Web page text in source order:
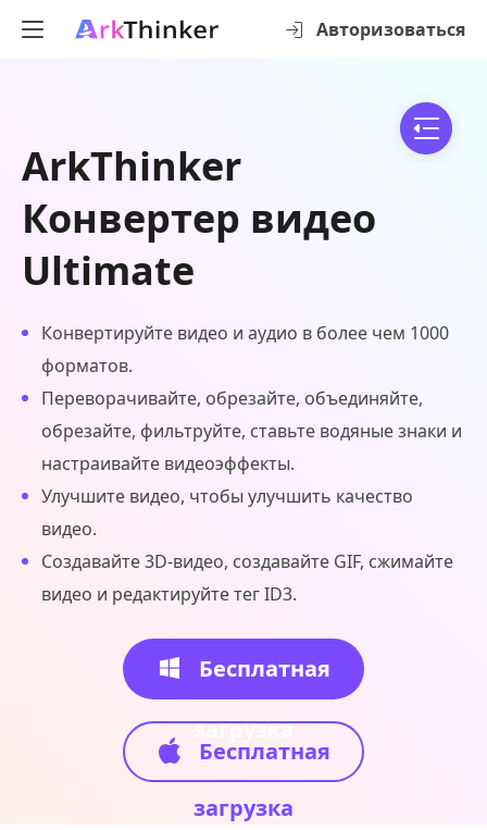
Авторизоваться
ArkThinker
Конвертер видео
Ultimate
Конвертируйте видео и аудио в более чем 1000
форматов.
Переворачивайте, обрезайте, объединяйте,
обрезайте, фильтруйте, ставьте водяные знаки и
настраивайте видеоэффекты.
Улучшите видео, чтобы улучшить качество
видео.
Создавайте 3D-видео, создавайте GIF, сжимайте
видео и редактируйте тег ID3.
Бесплатная
загрузка
Бесплатная
загрузка